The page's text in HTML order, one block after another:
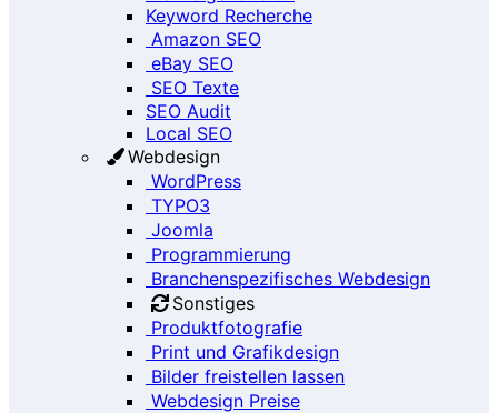
Keyword Recherche
Amazon SEO
eBay SEO
SEO Texte
SEO Audit
Local SEO
Webdesign
WordPress
TYPO3
Joomla
Programmierung
Branchenspezifisches Webdesign
Sonstiges
Produktfotografie
Print und Grafikdesign
Bilder freistellen lassen
Webdesign Preise